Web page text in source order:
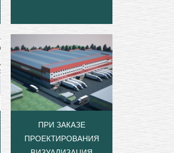
ПРИ ЗАКАЗЕ
ПРОЕКТИРОВАНИЯ